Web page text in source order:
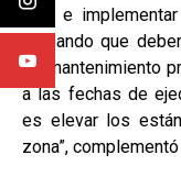
SEC e
Fernando que
de mantenimiento
a las fechas de
es elevar los
zona”,